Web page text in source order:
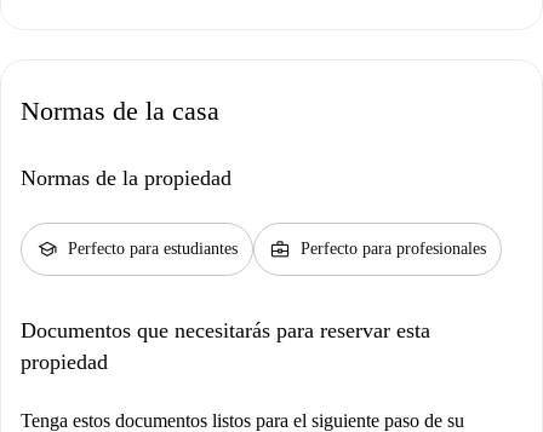
Normas de la casa
Normas de la propiedad
school Perfecto para estudiantes business_center Perfecto para profesionales
Documentos que necesitarás para reservar esta
propiedad
Tenga estos documentos listos para el siguiente paso de su